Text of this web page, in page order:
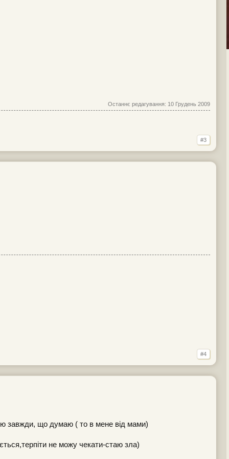
Останнє редагування: 10 Грудень 2009
#3
#4
завжди, що думаю ( то в мене від мами)
не можу чекати-стаю зла)